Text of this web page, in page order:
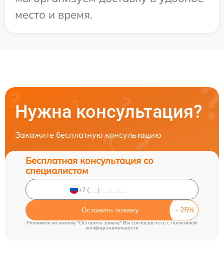
место и время.
Нужна консультация?
Закажите бесплатную консультацию
Бесплатная консультация со
специалистом
Оставить заявку
Нажимая на кнопку "Оставить заявку" Вы соглашаетесь cполитикой
конфиденциальности